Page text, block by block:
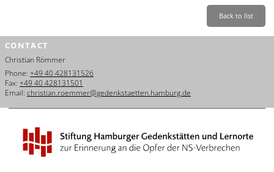
Dansk
Español
Italiano
Back to list
CONTACT
Christian Römmer
Phone: +49 40 428131526
Fax: +49 40 428131501
Email: christian.roemmer@gedenkstaetten.hamburg.de